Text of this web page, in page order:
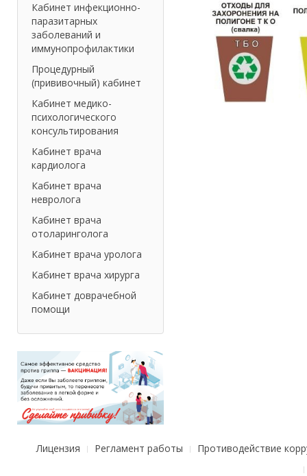
Кабинет инфекционно-
паразитарных
заболеваний и
иммунопрофилактики
Процедурный
(прививочный) кабинет
Кабинет медико-
психологического
консультирования
Кабинет врача
кардиолога
Кабинет врача
невролога
Кабинет врача
отоларинголога
Кабинет врача уролога
Кабинет врача хирурга
Кабинет доврачебной
помощи
Лицензия Регламент работы Противодействие